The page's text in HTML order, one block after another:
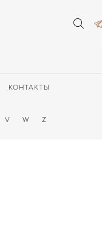
КОНТАКТЫ
V W Z